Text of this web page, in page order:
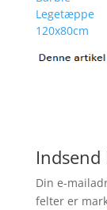
Legetæppe
120x80cm
Din e-
felter er